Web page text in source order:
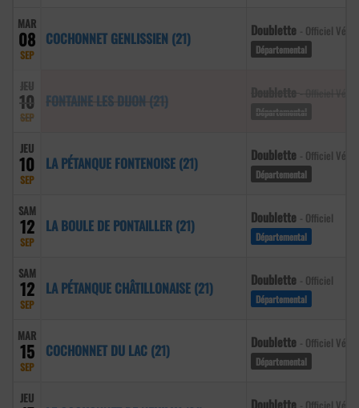
MAR
08
SEP
COCHONNET GENLISSIEN (21) Doublette - Officiel
Départemental
JEU
10
SEP
FONTAINE LES DIJON (21)
Départemental
JEU
10
SEP
LA PÉTANQUE FONTENOISE (21) Doublette - Officiel
Départemental
SAM
12
SEP
LA BOULE DE PONTAILLER (21) Doublette - Officiel
Départemental
SAM
12
SEP
LA PÉTANQUE CHÂTILLONAISE (21) Doublette - Officiel
Départemental
MAR
15
SEP
COCHONNET DU LAC (21) Doublette - Officiel
Départemental
JEU Doublette - Officiel